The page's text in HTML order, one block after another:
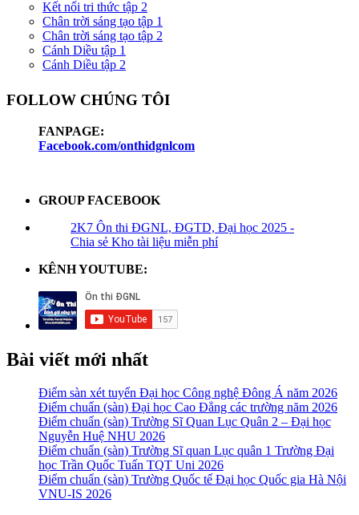
Kết nối tri thức tập 2
Chân trời sáng tạo tập 1
Chân trời sáng tạo tập 2
Cánh Diều tập 1
Cánh Diều tập 2
FOLLOW CHÚNG TÔI
FANPAGE:
Facebook.com/onthidgnlcom
GROUP FACEBOOK
2K7 Ôn thi ĐGNL, ĐGTD, Đại học 2025 -
Chia sẻ Kho tài liệu miễn phí
KÊNH YOUTUBE:
Bài viết mới nhất
Điểm sàn xét tuyển Đại học Công nghệ Đông Á năm 2026
Điểm chuẩn (sàn) Đại học Cao Đẳng các trường năm 2026
Điểm chuẩn (sàn) Trường Sĩ Quan Lục Quân 2 – Đại học
Nguyễn Huệ NHU 2026
Điểm chuẩn (sàn) Trường Sĩ quan Lục quân 1 Trường Đại
học Trần Quốc Tuấn TQT Uni 2026
Điểm chuẩn (sàn) Trường Quốc tế Đại học Quốc gia Hà Nội
VNU-IS 2026